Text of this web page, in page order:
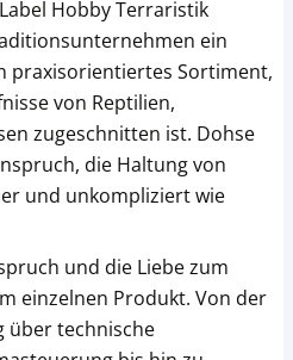
Hobby Terraristik
ein
praxisorientiertes Sortiment,
von Reptilien,
zugeschnitten ist. Dohse
die Haltung von
und unkompliziert wie
und die Liebe zum
einzelnen Produkt. Von der
über technische